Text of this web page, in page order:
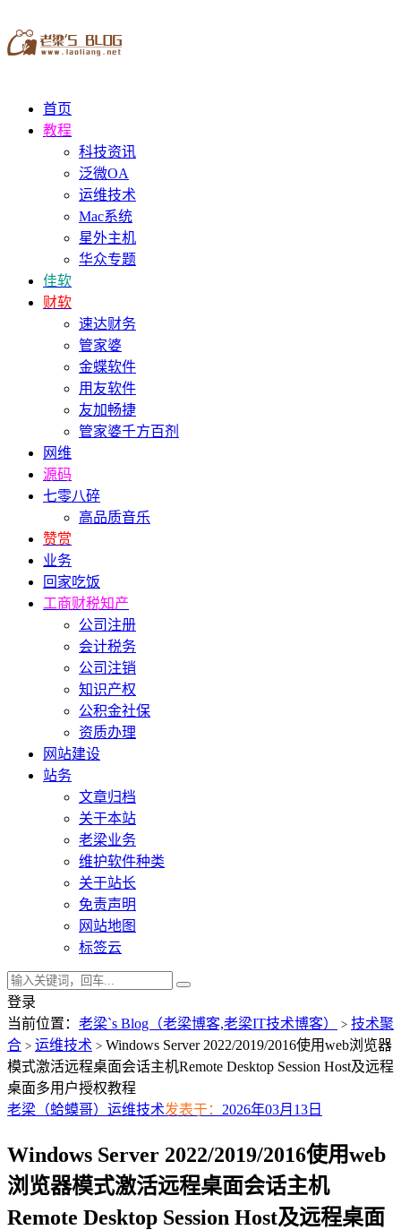
首页
教程
科技资讯
泛微OA
运维技术
Mac系统
星外主机
华众专题
佳软
财软
速达财务
管家婆
金蝶软件
用友软件
友加畅捷
管家婆千方百剂
网维
源码
七零八碎
高品质音乐
赞赏
业务
回家吃饭
工商财税知产
公司注册
会计税务
公司注销
知识产权
公积金社保
资质办理
网站建设
站务
文章归档
关于本站
老梁业务
维护软件种类
关于站长
免责声明
网站地图
标签云
登录
当前位置： 老梁`s Blog（老梁博客,老梁IT技术博客） > 技术聚
合 > 运维技术 > Windows Server 2022/2019/2016使用web浏览器
模式激活远程桌面会话主机Remote Desktop Session Host及远程
桌面多用户授权教程
老梁（蛤蟆哥） 运维技术发表于： 2026年03月13日
Windows Server 2022/2019/2016使用web
浏览器模式激活远程桌面会话主机
Remote Desktop Session Host及远程桌面